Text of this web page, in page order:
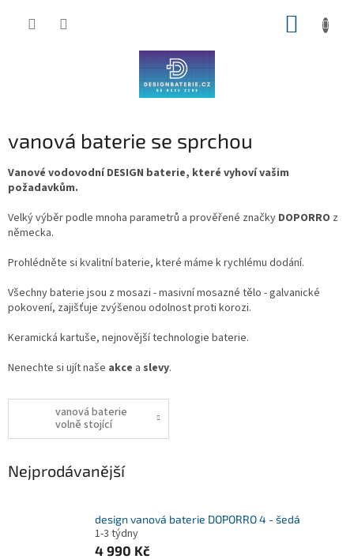
vanová baterie se sprchou
Vanové vodovodní DESIGN baterie, které vyhoví vašim
požadavkům.
Velký výběr podle mnoha parametrů a prověřené značky DOPORRO z
německa.
Prohlédněte si kvalitní baterie, které máme k rychlému dodání.
Všechny baterie jsou z mosazi - masivní mosazné tělo - galvanické
pokovení, zajišťuje zvýšenou odolnost proti korozi.
Keramická kartuše, nejnovější technologie baterie.
Nenechte si ujít naše akce a slevy.
vanová baterie
volně stojící
Nejprodávanější
design vanová baterie DOPORRO 4 - šedá
1-3 týdny
4 990 Kč